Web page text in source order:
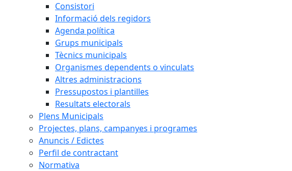
Consistori
Informació dels regidors
Agenda política
Grups municipals
Tècnics municipals
Organismes dependents o vinculats
Altres administracions
Pressupostos i plantilles
Resultats electorals
Plens Municipals
Projectes, plans, campanyes i programes
Anuncis / Edictes
Perfil de contractant
Normativa